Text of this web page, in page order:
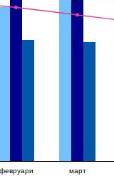
февруари март